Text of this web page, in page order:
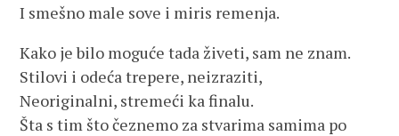
I smešno male sove i miris remenja.
Kako je bilo moguće tada živeti, sam ne znam.
Stilovi i odeća trepere, neizraziti,
Neoriginalni, stremeći ka finalu.
Šta s tim što čeznemo za stvarima samima po